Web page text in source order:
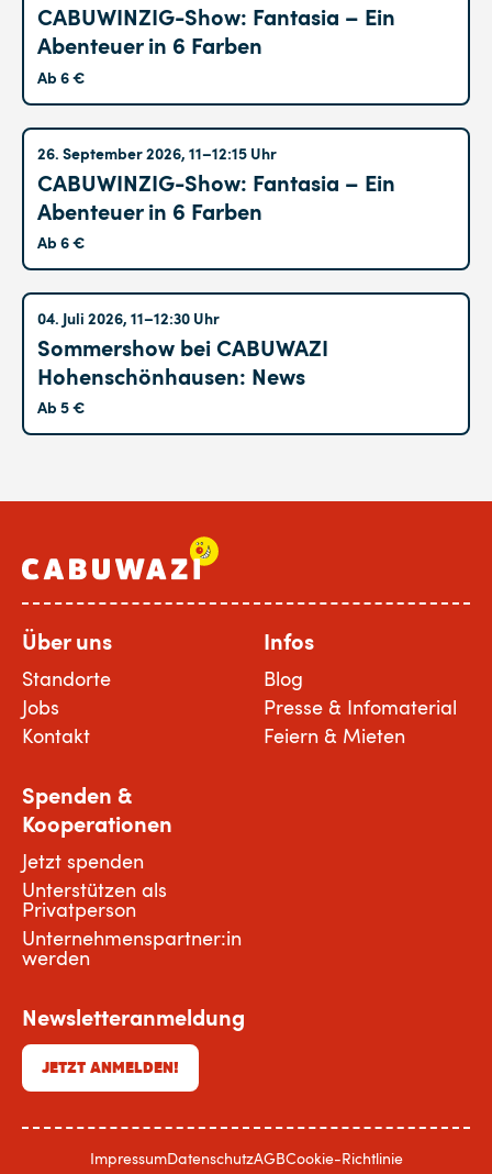
CABUWINZIG-Show: Fantasia – Ein
Abenteuer in 6 Farben
Ab 6 €
26. September 2026, 11–12:15 Uhr
CABUWINZIG-Show: Fantasia – Ein
Abenteuer in 6 Farben
Ab 6 €
04. Juli 2026, 11–12:30 Uhr
Sommershow bei CABUWAZI
Hohenschönhausen: News
Ab 5 €
Über uns
Standorte
Jobs
Kontakt
Infos
Blog
Presse & Infomaterial
Feiern & Mieten
Spenden &
Kooperationen
Jetzt spenden
Unterstützen als
Privatperson
Unternehmenspartner:in
werden
Newsletteranmeldung
JETZT ANMELDEN!
ImpressumDatenschutzAGBCookie-Richtlinie